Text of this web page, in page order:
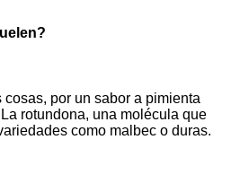
por un sabor a pimienta
rotundona, una molécula que
como malbec o duras.